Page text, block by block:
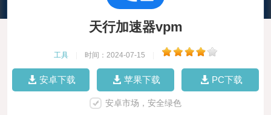
天行加速器vpm
工具 时间：2024-07-15
安卓下载 苹果下载 PC下载
安卓市场，安全绿色